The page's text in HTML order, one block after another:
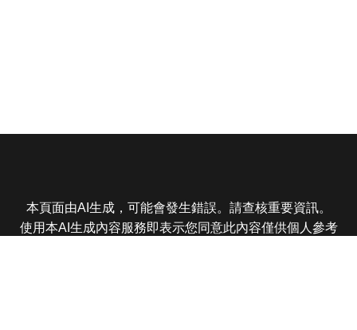
本頁面由AI生成，可能會發生錯誤。請查核重要資訊。
使用本AI生成內容服務即表示您同意此內容僅供個人參考